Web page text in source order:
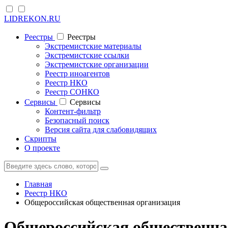
LIDREKON.RU
Реестры
Реестры
Экстремистские материалы
Экстремистские ссылки
Экстремистские организации
Реестр иноагентов
Реестр НКО
Реестр СОНКО
Cервисы
Cервисы
Контент-фильтр
Безопасный поиск
Версия сайта для слабовидящих
Скрипты
О проекте
Главная
Реестр НКО
Общероссийская общественная организация